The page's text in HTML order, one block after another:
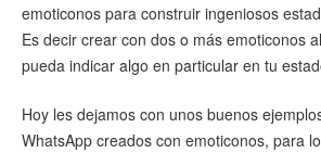
emoticonos para construir ingeniosos
Es decir crear con dos o más emoticonos
pueda indicar algo en particular en tu
Hoy les dejamos con unos buenos
WhatsApp creados con emoticonos, para